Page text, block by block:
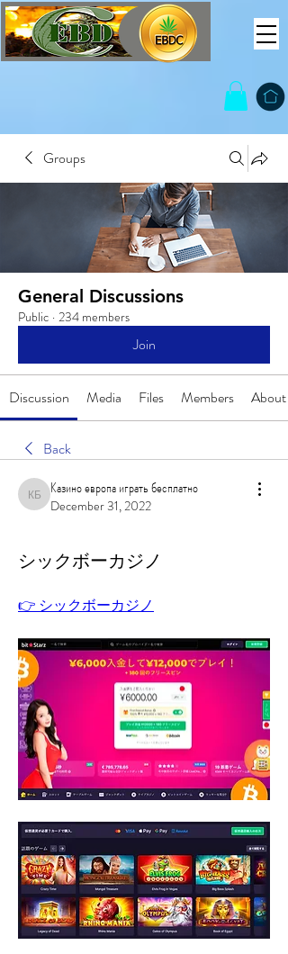
Groups
General Discussions
Public · 234 members
Join
Discussion Media Files Members About
Back
Казино европа играть бесплатно
Казино европа играть бесплатно
December 31, 2022
シックボーカジノ
👉 シックボーカジノ